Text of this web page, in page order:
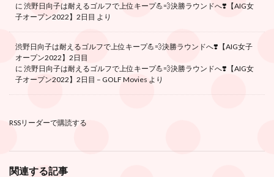
に 渋野日向子は耐えるゴルフで上位キープ💪💨決勝ラウンドへ❣️【AIG女
子オープン2022】2日目 より
渋野日向子は耐えるゴルフで上位キープ💪💨決勝ラウンドへ❣️【AIG女子
オープン2022】2日目
に 渋野日向子は耐えるゴルフで上位キープ💪💨決勝ラウンドへ❣️【AIG女
子オープン2022】2日目 – GOLF Movies より
RSSリーダーで購読する
関連する記事